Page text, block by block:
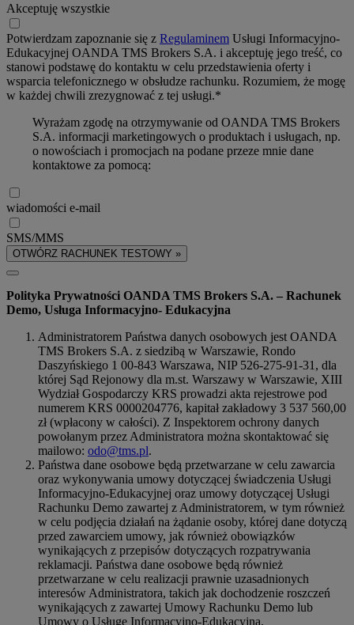
Akceptuję wszystkie
Potwierdzam zapoznanie się z Regulaminem Usługi Informacyjno-
Edukacyjnej OANDA TMS Brokers S.A. i akceptuję jego treść, co
stanowi podstawę do kontaktu w celu przedstawienia oferty i
wsparcia telefonicznego w obsłudze rachunku. Rozumiem, że mogę
w każdej chwili zrezygnować z tej usługi.*
Wyrażam zgodę na otrzymywanie od OANDA TMS Brokers
S.A. informacji marketingowych o produktach i usługach, np.
o nowościach i promocjach na podane przeze mnie dane
kontaktowe za pomocą:
wiadomości e-mail
SMS/MMS
OTWÓRZ RACHUNEK TESTOWY »
Polityka Prywatności OANDA TMS Brokers S.A. – Rachunek
Demo, Usługa Informacyjno- Edukacyjna
Administratorem Państwa danych osobowych jest OANDA
TMS Brokers S.A. z siedzibą w Warszawie, Rondo
Daszyńskiego 1 00-843 Warszawa, NIP 526-275-91-31, dla
której Sąd Rejonowy dla m.st. Warszawy w Warszawie, XIII
Wydział Gospodarczy KRS prowadzi akta rejestrowe pod
numerem KRS 0000204776, kapitał zakładowy 3 537 560,00
zł (wpłacony w całości). Z Inspektorem ochrony danych
powołanym przez Administratora można skontaktować się
mailowo: odo@tms.pl.
Państwa dane osobowe będą przetwarzane w celu zawarcia
oraz wykonywania umowy dotyczącej świadczenia Usługi
Informacyjno-Edukacyjnej oraz umowy dotyczącej Usługi
Rachunku Demo zawartej z Administratorem, w tym również
w celu podjęcia działań na żądanie osoby, której dane dotyczą
przed zawarciem umowy, jak również obowiązków
wynikających z przepisów dotyczących rozpatrywania
reklamacji. Państwa dane osobowe będą również
przetwarzane w celu realizacji prawnie uzasadnionych
interesów Administratora, takich jak dochodzenie roszczeń
wynikających z zawartej Umowy Rachunku Demo lub
Umowy o Usługę Informacyjno-Edukacyjną,